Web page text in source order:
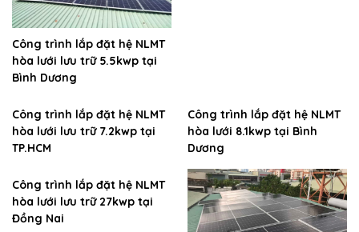
Công trình lắp đặt hệ NLMT
hòa lưới lưu trữ 5.5kwp tại
Bình Dương
Công trình lắp đặt hệ NLMT
hòa lưới lưu trữ 7.2kwp tại
TP.HCM
Công trình lắp đặt hệ NLMT
hòa lưới 8.1kwp tại Bình
Dương
Công trình lắp đặt hệ NLMT
hòa lưới lưu trữ 27kwp tại
Đồng Nai